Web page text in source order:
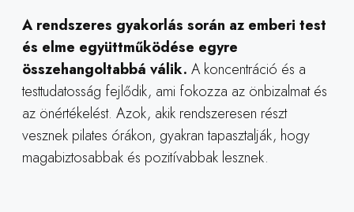
A rendszeres gyakorlás során az emberi test
és elme együttműködése egyre
összehangoltabbá válik. A koncentráció és a
testtudatosság fejlődik, ami fokozza az önbizalmat és
az önértékelést. Azok, akik rendszeresen részt
vesznek pilates órákon, gyakran tapasztalják, hogy
magabiztosabbak és pozitívabbak lesznek.